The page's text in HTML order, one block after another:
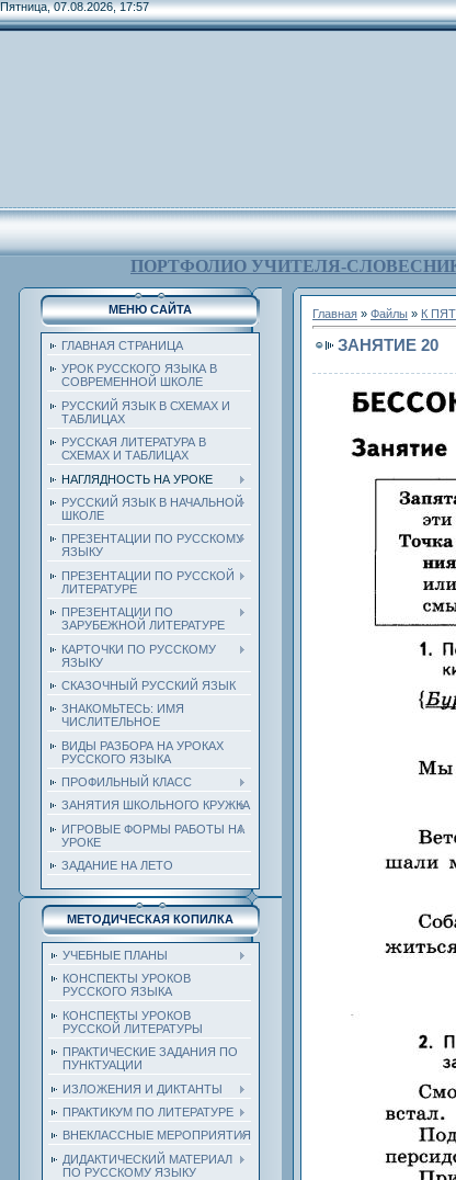
Пятница, 07.08.2026, 17:57
ПОРТФОЛИО УЧИТЕЛЯ-
МЕНЮ САЙТА
ГЛАВНАЯ СТРАНИЦА
УРОК РУССКОГО ЯЗЫКА В
СОВРЕМЕННОЙ ШКОЛЕ
РУССКИЙ ЯЗЫК В СХЕМАХ И
ТАБЛИЦАХ
РУССКАЯ ЛИТЕРАТУРА В
СХЕМАХ И ТАБЛИЦАХ
НАГЛЯДНОСТЬ НА УРОКЕ
РУССКИЙ ЯЗЫК В НАЧАЛЬНОЙ
ШКОЛЕ
ПРЕЗЕНТАЦИИ ПО РУССКОМУ
ЯЗЫКУ
ПРЕЗЕНТАЦИИ ПО РУССКОЙ
ЛИТЕРАТУРЕ
ПРЕЗЕНТАЦИИ ПО
ЗАРУБЕЖНОЙ ЛИТЕРАТУРЕ
КАРТОЧКИ ПО РУССКОМУ
ЯЗЫКУ
СКАЗОЧНЫЙ РУССКИЙ ЯЗЫК
ЗНАКОМЬТЕСЬ: ИМЯ
ЧИСЛИТЕЛЬНОЕ
ВИДЫ РАЗБОРА НА УРОКАХ
РУССКОГО ЯЗЫКА
ПРОФИЛЬНЫЙ КЛАСС
ЗАНЯТИЯ ШКОЛЬНОГО КРУЖКА
ИГРОВЫЕ ФОРМЫ РАБОТЫ НА
УРОКЕ
ЗАДАНИЕ НА ЛЕТО
МЕТОДИЧЕСКАЯ КОПИЛКА
УЧЕБНЫЕ ПЛАНЫ
КОНСПЕКТЫ УРОКОВ
РУССКОГО ЯЗЫКА
КОНСПЕКТЫ УРОКОВ
РУССКОЙ ЛИТЕРАТУРЫ
ПРАКТИЧЕСКИЕ ЗАДАНИЯ ПО
ПУНКТУАЦИИ
ИЗЛОЖЕНИЯ И ДИКТАНТЫ
ПРАКТИКУМ ПО ЛИТЕРАТУРЕ
ВНЕКЛАССНЫЕ МЕРОПРИЯТИЯ
ДИДАКТИЧЕСКИЙ МАТЕРИАЛ
ПО РУССКОМУ ЯЗЫКУ
Главная » Файлы » К
ЗАНЯТИЕ 20